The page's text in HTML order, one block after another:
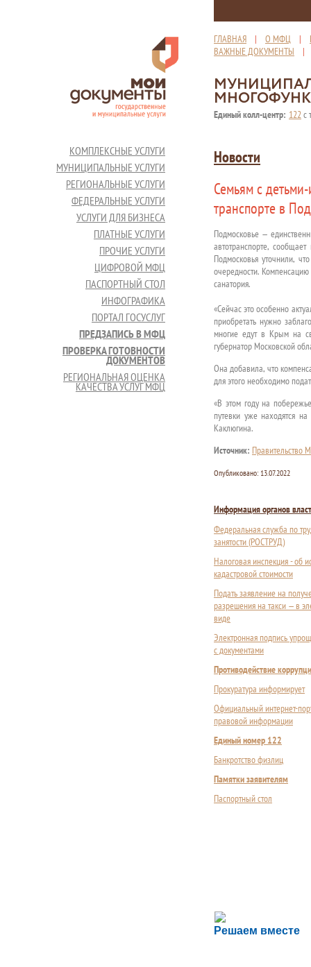
ГЛАВНАЯ | О МФЦ |
ВАЖНЫЕ ДОКУМЕНТЫ
Единый колл-центр: 122с
КОМПЛЕКСНЫЕ УСЛУГИ
МУНИЦИПАЛЬНЫЕ УСЛУГИ
РЕГИОНАЛЬНЫЕ УСЛУГИ
ФЕДЕРАЛЬНЫЕ УСЛУГИ
УСЛУГИ ДЛЯ БИЗНЕСА
ПЛАТНЫЕ УСЛУГИ
ПРОЧИЕ УСЛУГИ
ЦИФРОВОЙ МФЦ
ПАСПОРТНЫЙ СТОЛ
ИНФОГРАФИКА
ПОРТАЛ ГОСУСЛУГ
ПРЕДЗАПИСЬ В МФЦ
ПРОВЕРКА ГОТОВНОСТИ
ДОКУМЕНТОВ
РЕГИОНАЛЬНАЯ ОЦЕНКА
КАЧЕСТВА УСЛУГ МФЦ
Новости
Семьям с
транспорте в
Подмосковье —
автотранспорте,
Подмосковья уточнили,
очередности.
санатория.
«Сейчас это особенно
приобретать нужно
многие едут в Крым на
губернатор Московской
Она добавила, что
для этого необходимо
«В этом году на
путевки уже находятся
Каклюгина.
Источник: Правительство
Опубликовано: 13.07.2022
Информация органов
Федеральная служба по
занятости (РОСТРУД)
Налоговая инспекция - об
кадастровой стоимости
Подать заявление на
разрешения на такси — в
виде
Электронная подпись
с документами
Противодействие
Прокуратура информирует
Официальный интернет-
правовой информации
Единый номер 122
Банкротство физлиц
Памятки заявителям
Паспортный стол
Решаем вместе
Сложности с
Сообщите об этом